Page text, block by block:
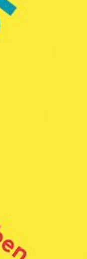
erscheint hier als
Akt gegen den
konsumieren sonder
„Bächlein-
zu
Zwischen
die weniger mit
denkt das Alter
Lernen,
Ruhestand. In Kunst,
sie nach Belegen
denn der alte
Sexualität.
überzeugend ist
Muss man
Improvisation,
Rücken, all das kann
Überforderung,